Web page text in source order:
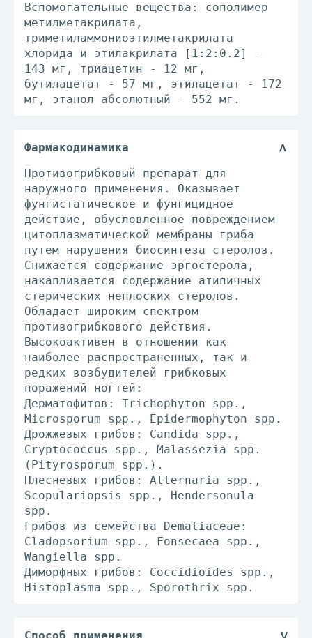
Вспомогательные вещества: сополимер
метилметакрилата,
триметиламмониоэтилметакрилата
хлорида и этилакрилата [1:2:0.2] -
143 мг, триацетин - 12 мг,
бутилацетат - 57 мг, этилацетат - 172
мг, этанол абсолютный - 552 мг.
Фармакодинамика
Противогрибковый препарат для
наружного применения. Оказывает
фунгистатическое и фунгицидное
действие, обусловленное повреждением
цитоплазматической мембраны гриба
путем нарушения биосинтеза стеролов.
Снижается содержание эргостерола,
накапливается содержание атипичных
стерических неплоских стеролов.
Обладает широким спектром
противогрибкового действия.
Высокоактивен в отношении как
наиболее распространенных, так и
редких возбудителей грибковых
поражений ногтей:
Дерматофитов: Trichophyton spp.,
Microsporum spp., Epidermophyton spp.
Дрожжевых грибов: Candida spp.,
Cryptococcus spp., Malassezia spp.
(Pityrosporum spp.).
Плесневых грибов: Alternaria spp.,
Scopulariopsis spp., Hendersonula
spp.
Грибов из семейства Dematiaceae:
Cladopsorium spp., Fonsecaea spp.,
Wangiella spp.
Диморфных грибов: Coccidioides spp.,
Histoplasma spp., Sporothrix spp.